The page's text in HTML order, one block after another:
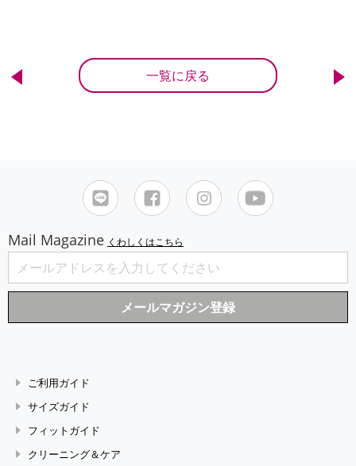
一覧に戻る
Mail Magazine くわしくはこちら
ご利用ガイド
サイズガイド
フィットガイド
クリーニング＆ケア